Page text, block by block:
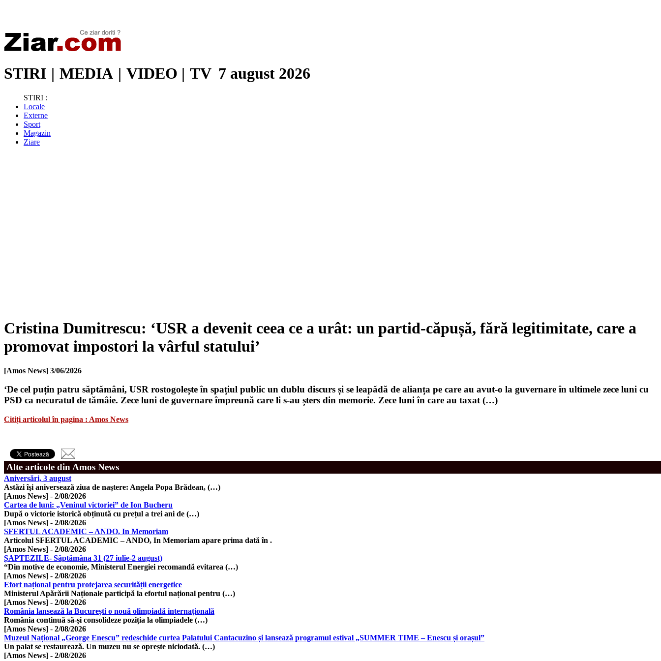
STIRI | MEDIA | VIDEO | TV 7 august 2026
STIRI :
Locale
Externe
Sport
Magazin
Ziare
Cristina Dumitrescu: ‘USR a devenit ceea ce a urât: un partid-căpușă, fără legitimitate, care a
promovat impostori la vârful statului’
[Amos News] 3/06/2026
‘De cel puțin patru săptămâni, USR rostogolește în spațiul public un dublu discurs și se leapădă de alianța pe care au avut-o la guvernare în ultimele zece luni cu
PSD ca necuratul de tămâie. Zece luni de guvernare împreună care li s-au șters din memorie. Zece luni în care au taxat (…)
Citiți articolul în pagina : Amos News
Alte articole din Amos News
Aniversări, 3 august
Astăzi îşi aniversează ziua de naştere: Angela Popa Brădean, (…)
[Amos News] - 2/08/2026
Cartea de luni: „Veninul victoriei” de Ion Bucheru
După o victorie istorică obținută cu prețul a trei ani de (…)
[Amos News] - 2/08/2026
SFERTUL ACADEMIC – ANDO, In Memoriam
Articolul SFERTUL ACADEMIC – ANDO, In Memoriam apare prima dată în .
[Amos News] - 2/08/2026
ȘAPTEZILE- Săptămâna 31 (27 iulie-2 august)
“Din motive de economie, Ministerul Energiei recomandă evitarea (…)
[Amos News] - 2/08/2026
Efort național pentru protejarea securității energetice
Ministerul Apărării Naționale participă la efortul național pentru (…)
[Amos News] - 2/08/2026
România lansează la București o nouă olimpiadă internațională
România continuă să-și consolideze poziția la olimpiadele (…)
[Amos News] - 2/08/2026
Muzeul Național „George Enescu” redeschide curtea Palatului Cantacuzino și lansează programul estival „SUMMER TIME – Enescu și orașul”
Un palat se restaurează. Un muzeu nu se oprește niciodată. (…)
[Amos News] - 2/08/2026